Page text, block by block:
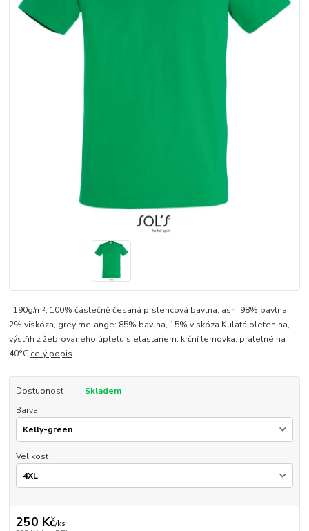
190g/m², 100% částečně česaná prstencová bavlna, ash: 98% bavlna,
2% viskóza, grey melange: 85% bavlna, 15% viskóza Kulatá pletenina,
výstřih z žebrovaného úpletu s elastanem, krční lemovka, pratelné na
40°C celý popis
Dostupnost
Skladem
Barva
Velikost
250 Kč/ks